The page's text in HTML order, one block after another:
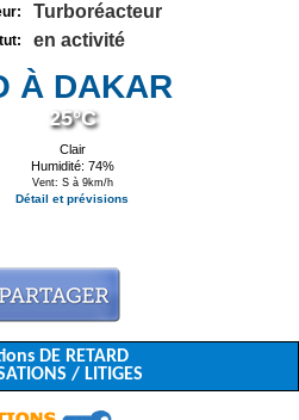
Turboréacteur
en activité
À DAKAR
25°C
Clair
Humidité: 74%
Vent: S à 9km/h
Détail et prévisions
DE RETARD
/ LITIGES